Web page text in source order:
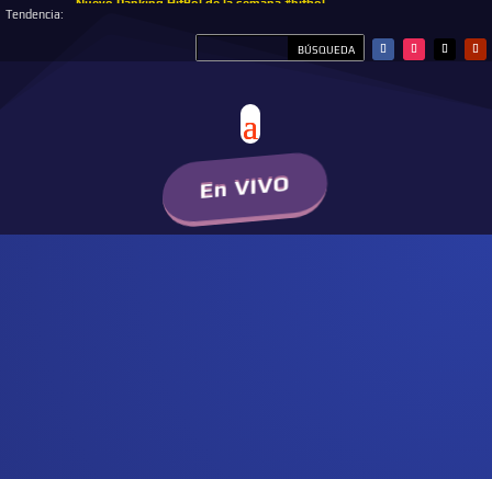
Tendencia:
Nuevo Ranking HitBol de la semana #hitbol
En VIVO